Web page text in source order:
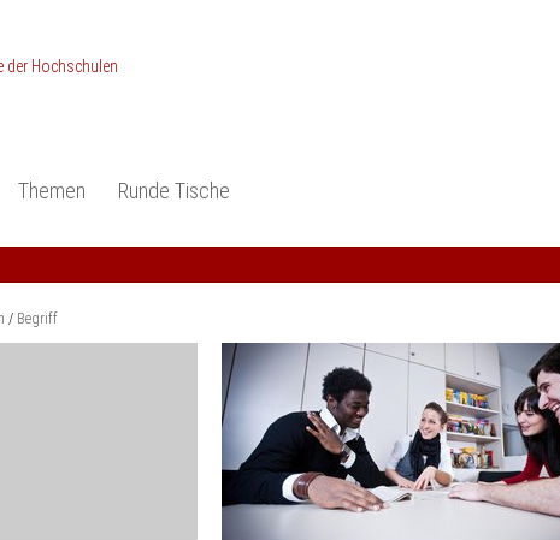
Themen
Studieneingangsphase
Studienqualität
Praxisbezüge
Runde Tische
Anerkennung
wissenschaften
Begriff